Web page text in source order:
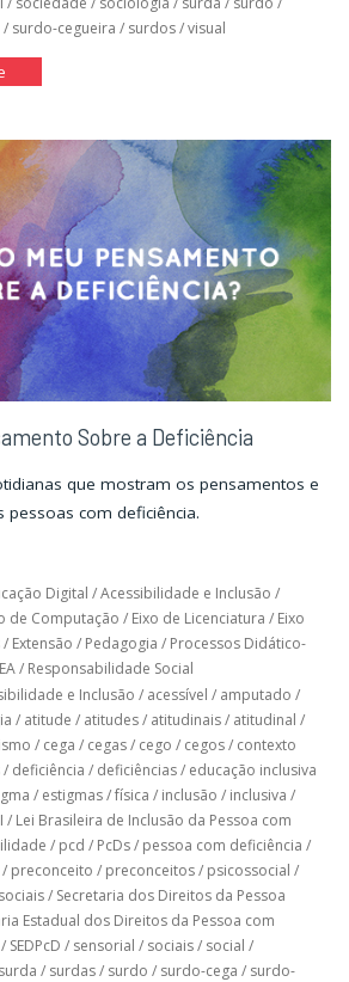
/ surdo-cegueira / surdos/visual
"Questionário
Sobre a Deficiência
que mostram os pensamentos e
pessoas com deficiência.
Digital /Acessibilidade e Inclusão /
de Computação / Eixo de Licenciatura / Eixo
/ Extensão / Pedagogia / Processos Didático-
/ Responsabilidade Social
e Inclusão / acessível / amputado /
/ atitude / atitudes/ atitudinais/ atitudinal /
/ cega / cegas/ cego / cegos/ contexto
/ deficiência / deficiências/ educação inclusiva
/ estigmas/física / inclusão / inclusiva /
/ Lei Brasileira de Inclusão da Pessoa com
/ pcd / PcDs/ pessoa com deficiência /
/ preconceito / preconceitos/ psicossocial /
/ Secretaria dos Direitos da Pessoa
Estadual dos Direitos da Pessoa com
/ SEDPcD / sensorial / sociais/ social /
surda / surdas/ surdo / surdo-cega / surdo-